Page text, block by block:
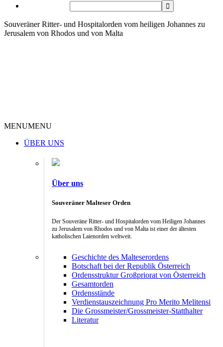
Souveräner Ritter- und Hospitalorden vom heiligen Johannes zu
Jerusalem von Rhodos und von Malta
MENUMENU
ÜBER UNS
Über uns
Souveräner Malteser Orden
Der Souveräne Ritter- und Hospitalorden vom Heiligen Johannes
zu Jerusalem von Rhodos und von Malta ist einer der ältesten
katholischen Laienorden weltweit.
Geschichte des Malteserordens
Botschaft bei der Republik Österreich
Ordensstruktur Großpriorat von Österreich
Gesamtorden
Ordensstände
Verdienstauszeichnung Pro Merito Melitensi
Die Grossmeister/Grossmeister-Statthalter
Literatur